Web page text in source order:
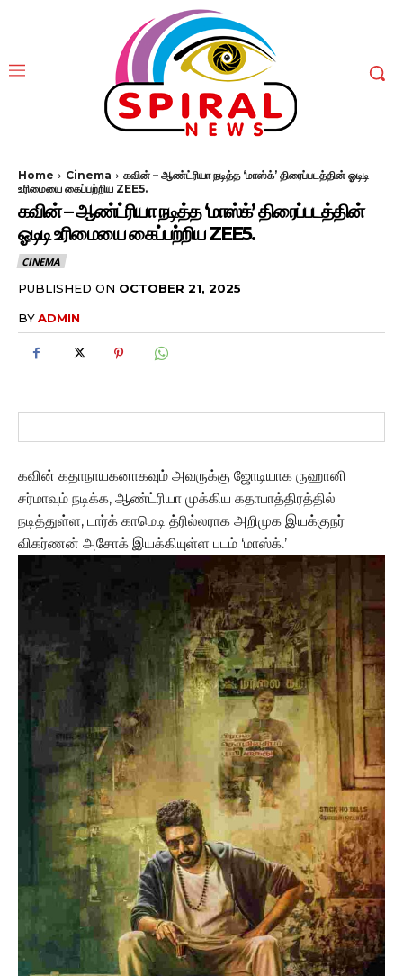
Home Cinema
கவின் – ஆண்ட்ரியா நடித்த ‘மாஸ்க்’ திரைப்படத்தின் ஓடிடி
உரிமையை கைப்பற்றிய ZEE5.
கவின் – ஆண்ட்ரியா நடித்த ‘மாஸ்க்’ திரைப்படத்தின்
ஓடிடி உரிமையை கைப்பற்றிய ZEE5.
CINEMA
PUBLISHED ON OCTOBER 21, 2025
BYADMIN
கவின் கதாநாயகனாகவும் அவருக்கு ஜோடியாக ருஹானி
சர்மாவும் நடிக்க, ஆண்ட்ரியா முக்கிய கதாபாத்திரத்தில்
நடித்துள்ள, டார்க் காமெடி த்ரில்லராக அறிமுக இயக்குநர்
விகர்ணன் அசோக் இயக்கியுள்ள படம் ‘மாஸ்க்.’